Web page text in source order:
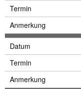
Termin
Anmerkung
Datum
Termin
Anmerkung